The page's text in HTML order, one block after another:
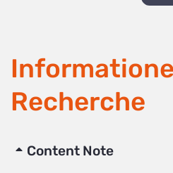
Recherche
Content Note